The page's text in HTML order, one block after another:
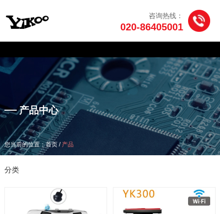
您当前的位置：首页/产品
咨询热线：
020-86405001
产品中心
您当前的位置：首页 / 产品
分类